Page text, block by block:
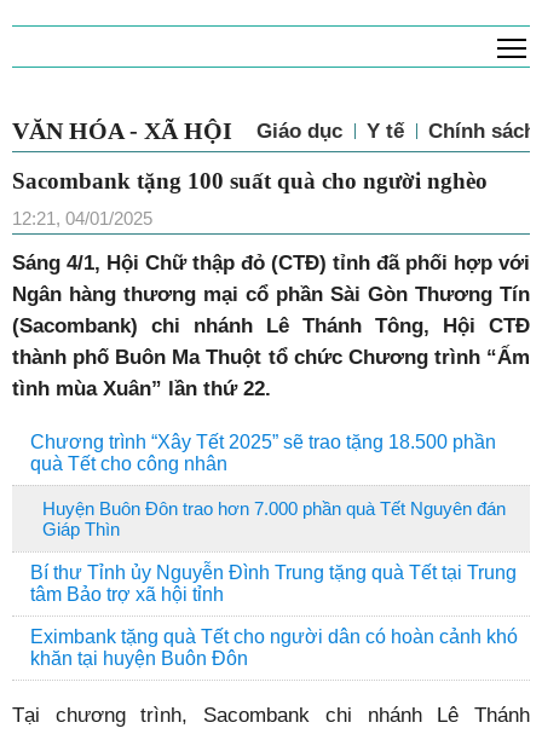
VĂN HÓA - XÃ HỘI Giáo dục Y tế Chính sách
Sacombank tặng 100 suất quà cho người nghèo
12:21, 04/01/2025
Sáng 4/1, Hội Chữ thập đỏ (CTĐ) tỉnh đã phối hợp với
Ngân hàng thương mại cổ phần Sài Gòn Thương Tín
(Sacombank) chi nhánh Lê Thánh Tông, Hội CTĐ
thành phố Buôn Ma Thuột tổ chức Chương trình “Ấm
tình mùa Xuân” lần thứ 22.
Chương trình “Xây Tết 2025” sẽ trao tặng 18.500 phần
quà Tết cho công nhân
Huyện Buôn Đôn trao hơn 7.000 phần quà Tết Nguyên đán
Giáp Thìn
Bí thư Tỉnh ủy Nguyễn Đình Trung tặng quà Tết tại Trung
tâm Bảo trợ xã hội tỉnh
Eximbank tặng quà Tết cho người dân có hoàn cảnh khó
khăn tại huyện Buôn Đôn
Tại chương trình, Sacombank chi nhánh Lê Thánh